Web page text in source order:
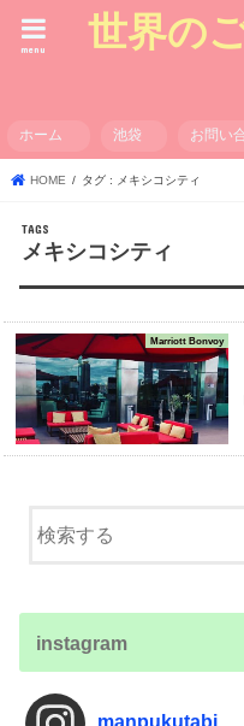
世界の
menu
ホーム 池袋 お問い
HOME タグ : メキシコシティ
メキシコシティ
Marriott Bonvoy
instagram
manpukutabi